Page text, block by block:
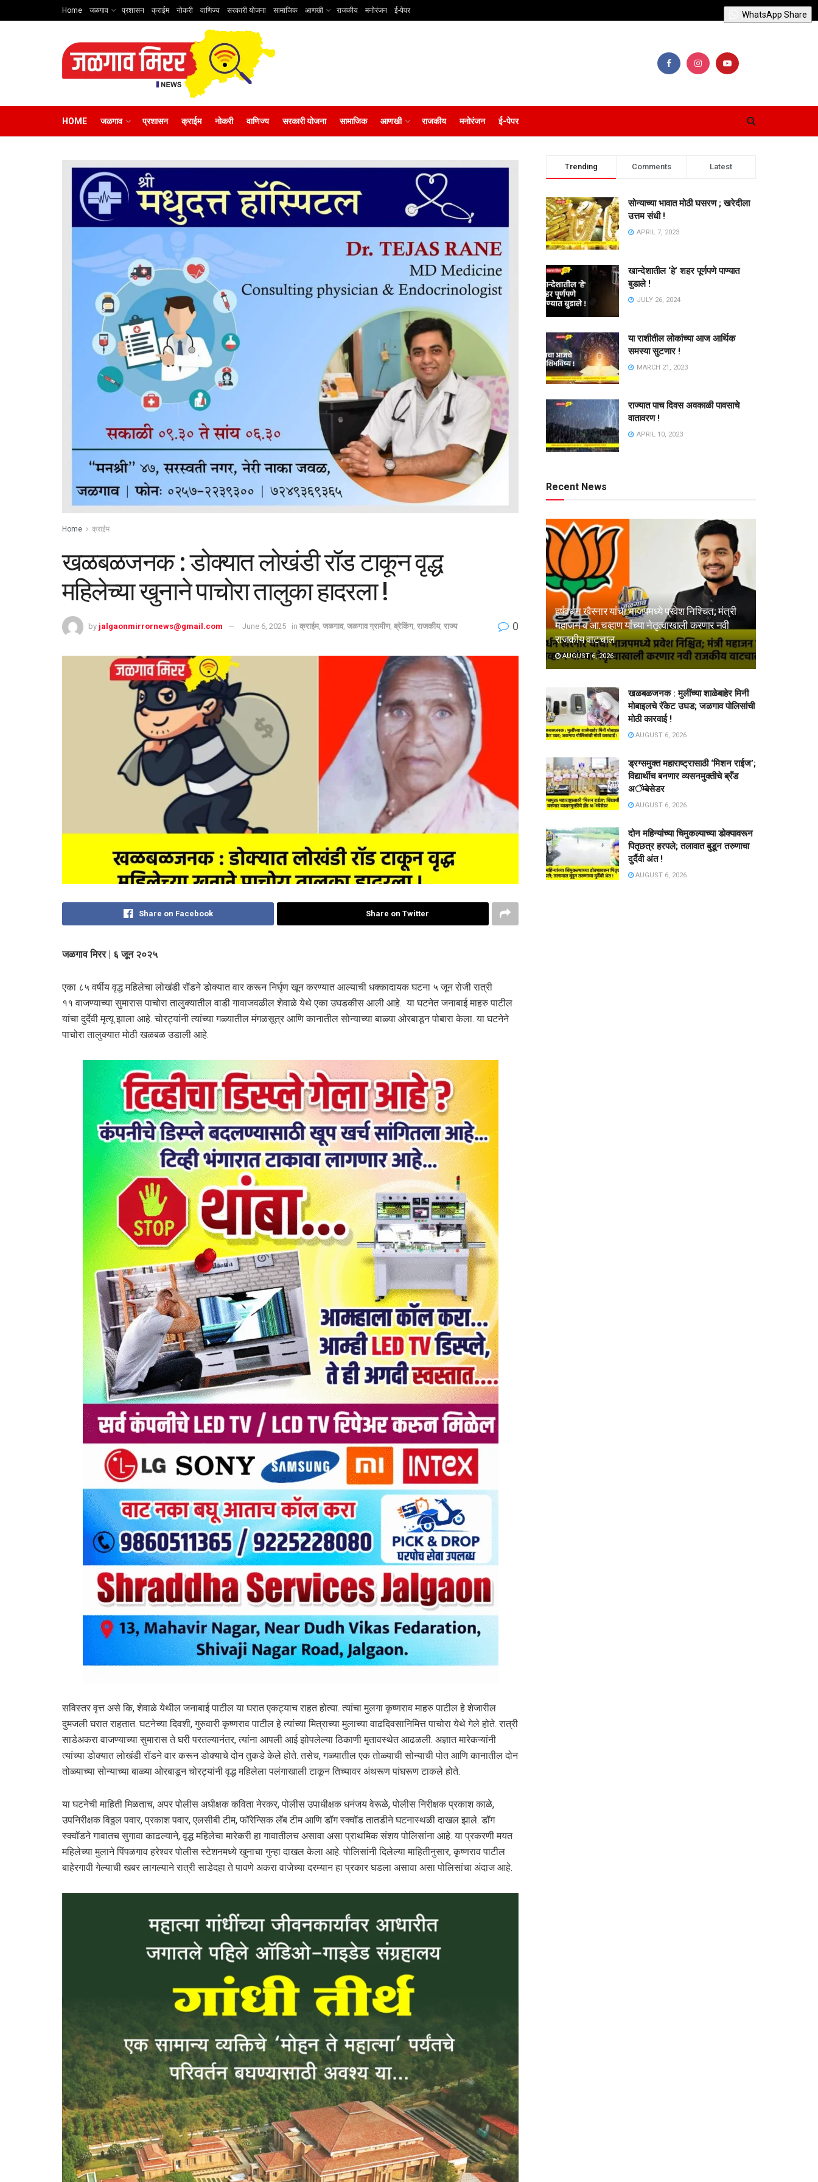
Home जळगाव प्रशासन क्राईम नोकरी वाणिज्य सरकारी योजना सामाजिक आणखी राजकीय मनोरंजन ई-पेपर
HOME जळगाव प्रशासन क्राईम नोकरी वाणिज्य सरकारी योजना सामाजिक आणखी राजकीय मनोरंजन ई-पेपर
Home क्राईम
खळबळजनक : डोक्यात लोखंडी रॉड टाकून वृद्ध
महिलेच्या खुनाने पाचोरा तालुका हादरला !
by jalgaonmirrornews@gmail.com June 6, 2025 in क्राईम, जळगाव, जळगाव ग्रामीण, ब्रेकिंग, राजकीय, राज्य 0
Share on Facebook Share on Twitter
जळगाव मिरर | ६ जून २०२५
एका ८५ वर्षीय वृद्ध महिलेचा लोखंडी रॉडने डोक्यात वार करून निर्घृण खून करण्यात आल्याची धक्कादायक घटना ५ जून रोजी रात्री
११ वाजण्याच्या सुमारास पाचोरा तालुक्यातील वाडी गावाजवळील शेवाळे येथे एका उघडकीस आली आहे. या घटनेत जनाबाई माहरु पाटील
यांचा दुर्देवी मृत्यू झाला आहे. चोरट्यांनी त्यांच्या गळ्यातील मंगळसूत्र आणि कानातील सोन्याच्या बाळ्या ओरबाडून पोबारा केला. या घटनेने
पाचोरा तालुक्यात मोठी खळबळ उडाली आहे.
सविस्तर वृत्त असे कि, शेवाळे येथील जनाबाई पाटील या घरात एकट्याच राहत होत्या. त्यांचा मुलगा कृष्णराव माहरु पाटील हे शेजारील
दुमजली घरात राहतात. घटनेच्या दिवशी, गुरुवारी कृष्णराव पाटील हे त्यांच्या मित्राच्या मुलाच्या वाढदिवसानिमित्त पाचोरा येथे गेले होते. रात्री
साडेअकरा वाजण्याच्या सुमारास ते घरी परतल्यानंतर, त्यांना आपली आई झोपलेल्या ठिकाणी मृतावस्थेत आढळली. अज्ञात मारेकऱ्यांनी
त्यांच्या डोक्यात लोखंडी रॉडने वार करून डोक्याचे दोन तुकडे केले होते. तसेच, गळ्यातील एक तोळ्याची सोन्याची पोत आणि कानातील दोन
तोळ्याच्या सोन्याच्या बाळ्या ओरबाडून चोरट्यांनी वृद्ध महिलेला पलंगाखाली टाकून तिच्यावर अंथरूण पांघरूण टाकले होते.
या घटनेची माहिती मिळताच, अपर पोलीस अधीक्षक कविता नेरकर, पोलीस उपाधीक्षक धनंजय वेरूळे, पोलीस निरीक्षक प्रकाश काळे,
उपनिरीक्षक विठ्ठल पवार, प्रकाश पवार, एलसीबी टीम, फॉरेन्सिक लॅब टीम आणि डॉग स्क्वॉड तातडीने घटनास्थळी दाखल झाले. डॉग
स्क्वॉडने गावातच सुगावा काढल्याने, वृद्ध महिलेचा मारेकरी हा गावातीलच असावा असा प्राथमिक संशय पोलिसांना आहे. या प्रकरणी मयत
महिलेच्या मुलाने पिंपळगाव हरेश्वर पोलीस स्टेशनमध्ये खुनाचा गुन्हा दाखल केला आहे. पोलिसांनी दिलेल्या माहितीनुसार, कृष्णराव पाटील
बाहेरगावी गेल्याची खबर लागल्याने रात्री साडेदहा ते पावणे अकरा वाजेच्या दरम्यान हा प्रकार घडला असावा असा पोलिसांचा अंदाज आहे.
Trending Comments Latest
सोन्याच्या भावात मोठी घसरण ; खरेदीला
उत्तम संधी !
APRIL 7, 2023
खान्देशातील ‘हे’ शहर पूर्णपणे पाण्यात
बुडाले !
JULY 26, 2024
या राशीतील लोकांच्या आज आर्थिक
समस्या सुटणार !
MARCH 21, 2023
राज्यात पाच दिवस अवकाळी पावसाचे
वातावरण !
APRIL 10, 2023
Recent News
हर्षवर्धन खैरनार यांचा भाजपमध्ये प्रवेश निश्चित; मंत्री
महाजन व आ.चव्हाण यांच्या नेतृत्वाखाली करणार नवी
राजकीय वाटचाल
AUGUST 6, 2026
खळबळजनक : मुलींच्या शाळेबाहेर मिनी
मोबाइलचे रॅकेट उघड; जळगाव पोलिसांची
मोठी कारवाई !
AUGUST 6, 2026
ड्रग्समुक्त महाराष्ट्रासाठी ‘मिशन राईज’;
विद्यार्थीच बनणार व्यसनमुक्तीचे ब्रँड
अॅम्बेसेडर
AUGUST 6, 2026
दोन महिन्यांच्या चिमुकल्याच्या डोक्यावरून
पितृछत्र हरपले; तलावात बुडून तरुणाचा
दुर्दैवी अंत !
AUGUST 6, 2026
WhatsApp Share